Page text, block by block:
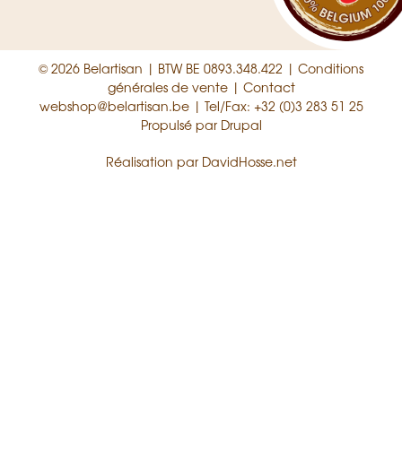
© 2026 Belartisan | BTW BE 0893.348.422 | Conditions
générales de vente| Contact
webshop@belartisan.be| Tel/Fax: +32 (0)3 283 51 25
Propulsé par Drupal
Réalisation par DavidHosse.net